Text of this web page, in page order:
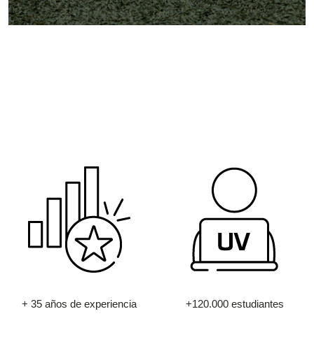
+ 35 años de experiencia +120.000 estudiantes